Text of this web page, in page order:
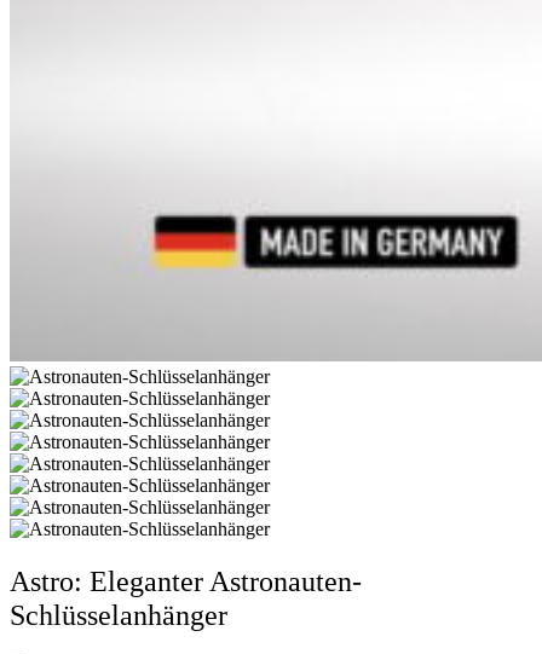
Astro: Eleganter Astronauten-
Schlüsselanhänger